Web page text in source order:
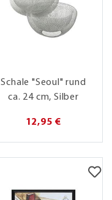
Schale "Seoul" rund
ca. 24 cm, Silber
12,95 €